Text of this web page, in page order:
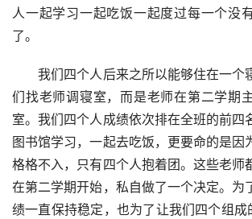
人一起学习一起吃饭一起度过每一个没
了。
我们四个人后来之所以能够住在一个
们找老师调寝室，而是老师在第二学期
室。我们四个人成绩依次排在全班的前四
图书馆学习，一起去吃饭，更要命的是因
格格不入，只有四个人抱着团。这些老师
在第二学期开始，私自做了一个决定。为
绩一直保持稳定，也为了让我们四个组成